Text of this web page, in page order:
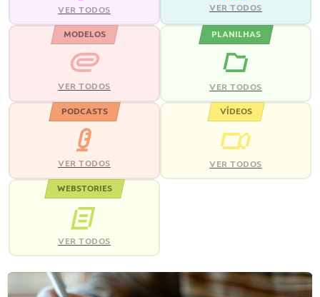
VER TODOS VER TODOS
MODELOS
VER TODOS
PLANILHAS
VER TODOS
PODCASTS
VER TODOS
VÍDEOS
VER TODOS
WEBSTORIES
VER TODOS